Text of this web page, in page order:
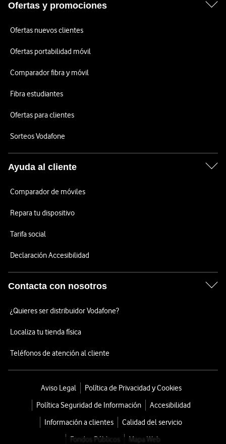
Ofertas y promociones
Ofertas nuevos clientes
Ofertas portabilidad móvil
Comparador fibra y móvil
Fibra estudiantes
Ofertas para clientes
Sorteos Vodafone
Ayuda al cliente
Comparador de móviles
Repara tu dispositivo
Tarifa social
Declaración Accesibilidad
Contacta con nosotros
¿Quieres ser distribuidor Vodafone?
Localiza tu tienda física
Teléfonos de atención al cliente
Aviso Legal
Política de Privacidad y Cookies
Política Seguridad de Información
Accesibilidad
Información a clientes
Calidad del servicio
Fondos Públicos
Mapa Web